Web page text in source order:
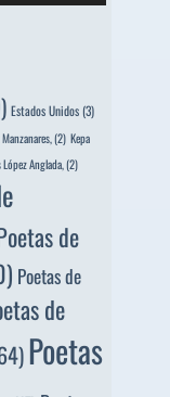
Estados Unidos(3)
(2) Kepa
López Anglada,(2)
de
Poetas de
de
Poetas